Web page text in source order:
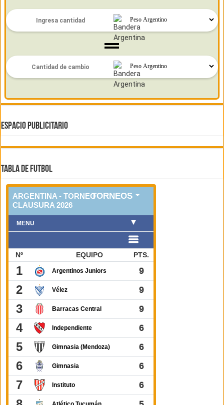
ESPACIO PUBLICITARIO
TABLA DE FUTBOL